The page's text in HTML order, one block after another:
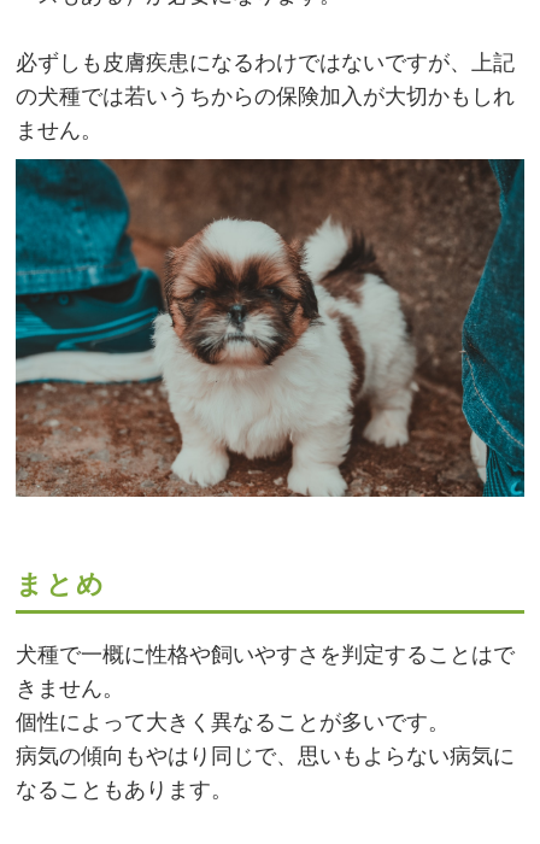
必ずしも皮膚疾患になるわけではないですが、上記
の犬種では若いうちからの保険加入が大切かもしれ
ません。
まとめ
犬種で一概に性格や飼いやすさを判定することはで
きません。
個性によって大きく異なることが多いです。
病気の傾向もやはり同じで、思いもよらない病気に
なることもあります。